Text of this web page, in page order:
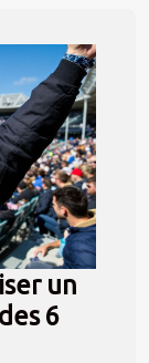
un
6